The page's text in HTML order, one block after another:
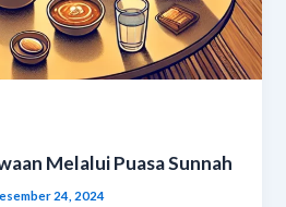
Melalui Puasa Sunnah
24, 2024